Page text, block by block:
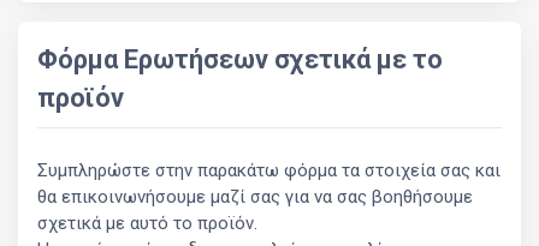
Φόρμα Ερωτήσεων σχετικά με το
προϊόν
Συμπληρώστε στην παρακάτω φόρμα τα στοιχεία σας και
θα επικοινωνήσουμε μαζί σας για να σας βοηθήσουμε
σχετικά με αυτό το προϊόν.